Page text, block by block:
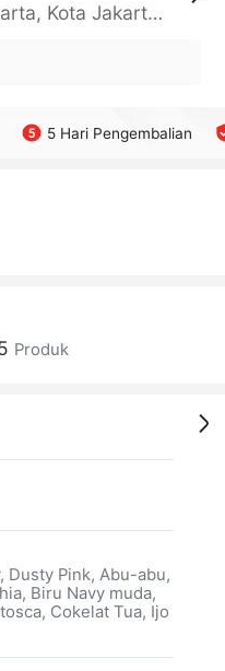
Daerah Khusus Ibukota Jakarta, Kota Jakarta Barat, Cengkareng, yy
5 Hari Pengembalian
Produk
Dusty Pink, Abu-abu,
Biru Navy muda,
Cokelat Tua, Ijo